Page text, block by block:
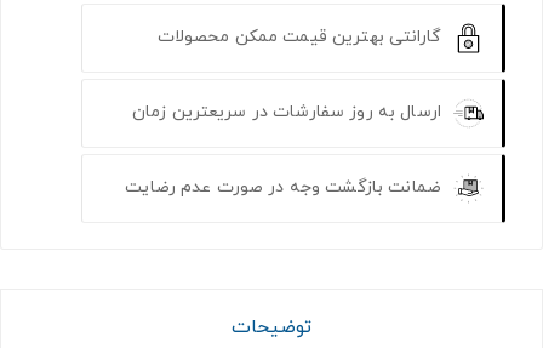
گارانتی بهترین قیمت ممکن محصولات
ارسال به روز سفارشات در سریعترین زمان
ضمانت بازگشت وجه در صورت عدم رضایت
توضیحات